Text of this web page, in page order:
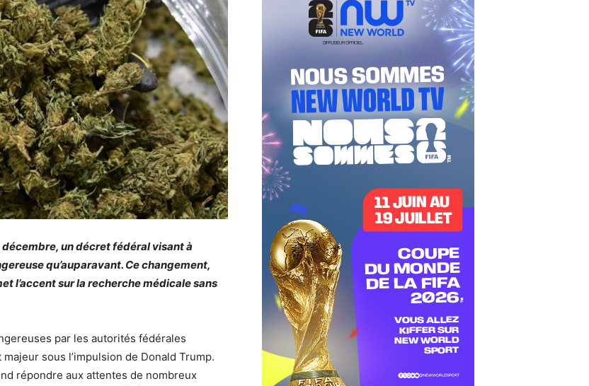
un décret fédéral visant à
qu’auparavant. Ce changement,
l’accent sur la recherche médicale sans
par les autorités fédérales
sous l’impulsion de Donald Trump.
répondre aux attentes de nombreux